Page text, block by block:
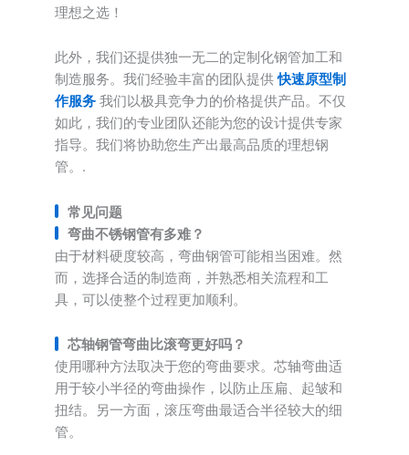
理想之选！
此外，我们还提供独一无二的定制化钢管加工和
制造服务。我们经验丰富的团队提供快速原型制
作服务 我们以极具竞争力的价格提供产品。不仅
如此，我们的专业团队还能为您的设计提供专家
指导。我们将协助您生产出最高品质的理想钢
管。.
常见问题
弯曲不锈钢管有多难？
由于材料硬度较高，弯曲钢管可能相当困难。然
而，选择合适的制造商，并熟悉相关流程和工
具，可以使整个过程更加顺利。
芯轴钢管弯曲比滚弯更好吗？
使用哪种方法取决于您的弯曲要求。芯轴弯曲适
用于较小半径的弯曲操作，以防止压扁、起皱和
扭结。另一方面，滚压弯曲最适合半径较大的细
管。